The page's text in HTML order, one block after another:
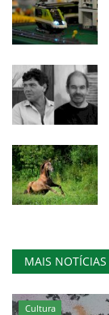
MAIS NOTÍCIAS
Cultura